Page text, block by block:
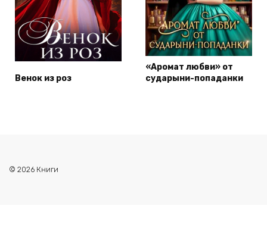
Венок из роз
«Аромат любви» от
сударыни-попаданки
© 2026 Книги